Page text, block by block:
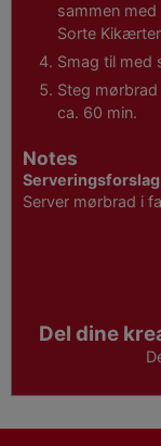
sammen
Sorte
Smag til med
Steg
ca. 60 min.
Notes
Serveringsforslag
Server mørbrad i
Del dine